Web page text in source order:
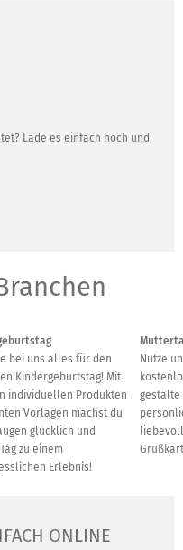
Lade es einfach hoch und
bei uns alles für den
Kindergeburtstag! Mit
individuellen Produkten
Vorlagen machst du
glücklich und
zu einem
Erlebnis!
Nutze
gestalte
ONLINE